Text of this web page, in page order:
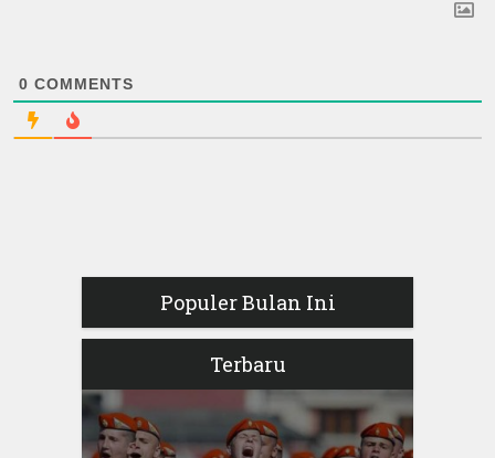
0 COMMENTS
Populer Bulan Ini
Terbaru